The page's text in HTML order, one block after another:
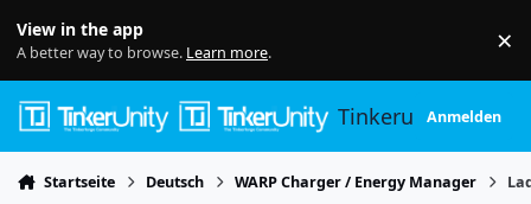
View in the app
A better way to browse. Learn more. ×
TinkerunityAnmelden
Startseite Deutsch WARP Charger / Energy Manager